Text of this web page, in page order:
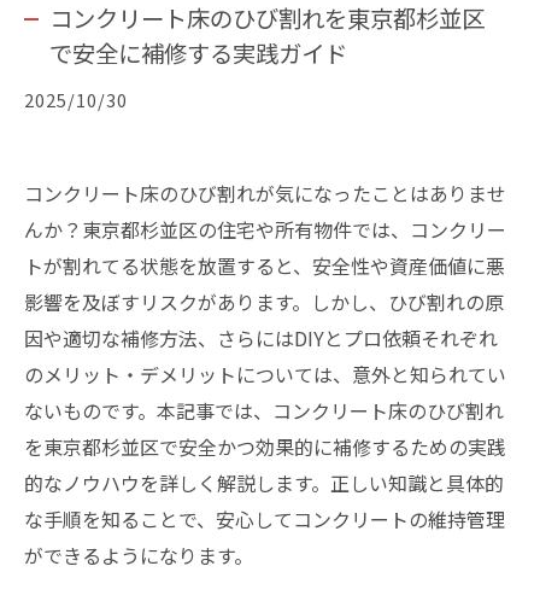
コンクリート床のひび割れを東京都杉並区
で安全に補修する実践ガイド
2025/10/30
コンクリート床のひび割れが気になったことはありませ
んか？東京都杉並区の住宅や所有物件では、コンクリー
トが割れてる状態を放置すると、安全性や資産価値に悪
影響を及ぼすリスクがあります。しかし、ひび割れの原
因や適切な補修方法、さらにはDIYとプロ依頼それぞれ
のメリット・デメリットについては、意外と知られてい
ないものです。本記事では、コンクリート床のひび割れ
を東京都杉並区で安全かつ効果的に補修するための実践
的なノウハウを詳しく解説します。正しい知識と具体的
な手順を知ることで、安心してコンクリートの維持管理
ができるようになります。